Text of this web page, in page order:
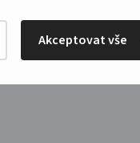
Akceptovat vše